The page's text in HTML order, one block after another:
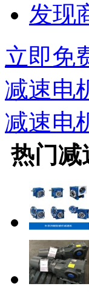
发现
立即免
减速电
减速电
热门减